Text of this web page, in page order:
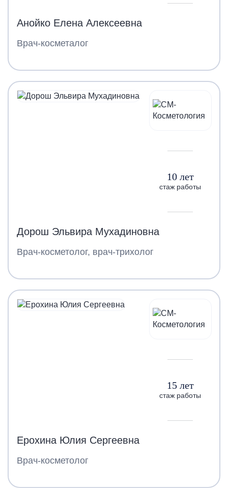
Анойко Елена Алексеевна
Врач-косметалог
10 лет
стаж работы
Дорош Эльвира Мухадиновна
Врач-косметолог, врач-трихолог
15 лет
стаж работы
Ерохина Юлия Сергеевна
Врач-косметолог